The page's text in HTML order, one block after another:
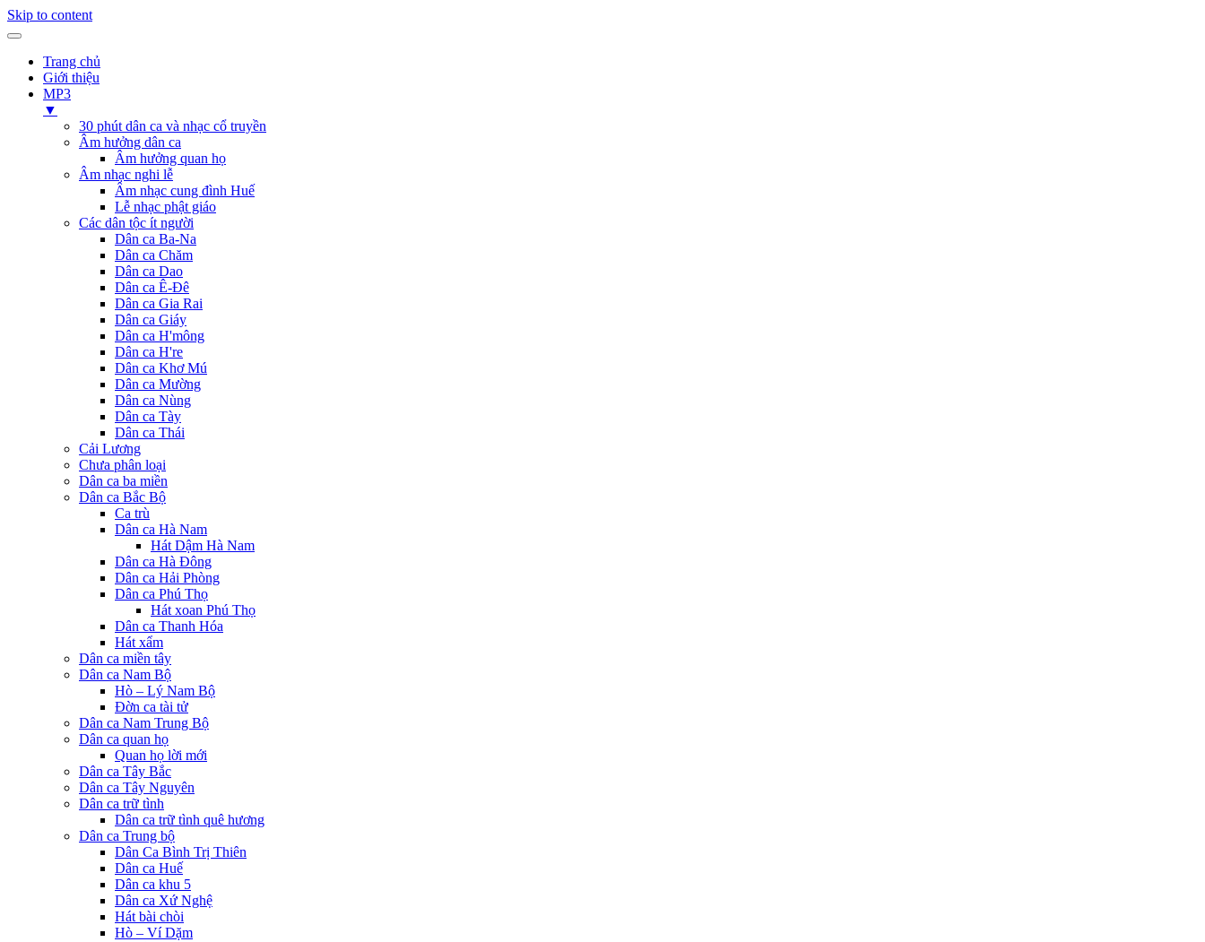
Skip to content
Trang chủ
Giới thiệu
MP3
▼
30 phút dân ca và nhạc cổ truyền
Âm hưởng dân ca
Âm hưởng quan họ
Âm nhạc nghi lễ
Âm nhạc cung đình Huế
Lễ nhạc phật giáo
Các dân tộc ít người
Dân ca Ba-Na
Dân ca Chăm
Dân ca Dao
Dân ca Ê-Đê
Dân ca Gia Rai
Dân ca Giáy
Dân ca H'mông
Dân ca H're
Dân ca Khơ Mú
Dân ca Mường
Dân ca Nùng
Dân ca Tày
Dân ca Thái
Cải Lương
Chưa phân loại
Dân ca ba miền
Dân ca Bắc Bộ
Ca trù
Dân ca Hà Nam
Hát Dậm Hà Nam
Dân ca Hà Đông
Dân ca Hải Phòng
Dân ca Phú Thọ
Hát xoan Phú Thọ
Dân ca Thanh Hóa
Hát xẩm
Dân ca miền tây
Dân ca Nam Bộ
Hò – Lý Nam Bộ
Đờn ca tài tử
Dân ca Nam Trung Bộ
Dân ca quan họ
Quan họ lời mới
Dân ca Tây Bắc
Dân ca Tây Nguyên
Dân ca trữ tình
Dân ca trữ tình quê hương
Dân ca Trung bộ
Dân Ca Bình Trị Thiên
Dân ca Huế
Dân ca khu 5
Dân ca Xứ Nghệ
Hát bài chòi
Hò – Ví Dặm